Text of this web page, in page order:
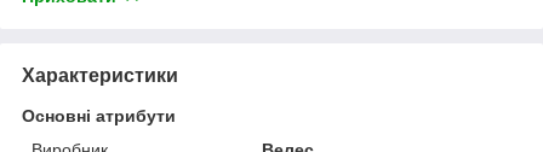
Характеристики
Основні атрибути